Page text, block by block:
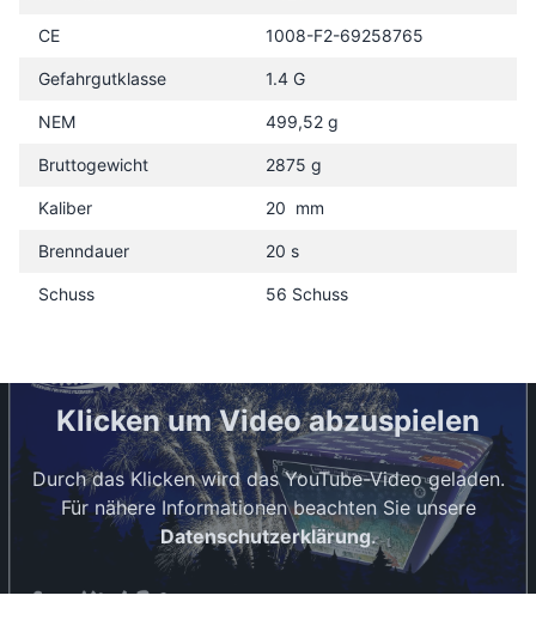
CE 1008-F2-69258765
Gefahrgutklasse 1.4 G
NEM 499,52 g
Bruttogewicht 2875 g
Kaliber 20 mm
Brenndauer 20 s
Schuss 56 Schuss
Klicken um Video abzuspielen
Durch das Klicken wird das YouTube-Video geladen.
Für nähere Informationen beachten Sie unsere
Datenschutzerklärung.